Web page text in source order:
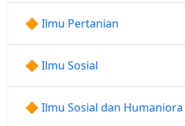
🔶 Ilmu Pertanian
🔶 Ilmu Sosial
🔶 Ilmu Sosial dan Humaniora